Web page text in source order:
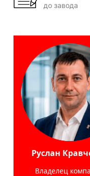
до завода
Руслан
Владелец